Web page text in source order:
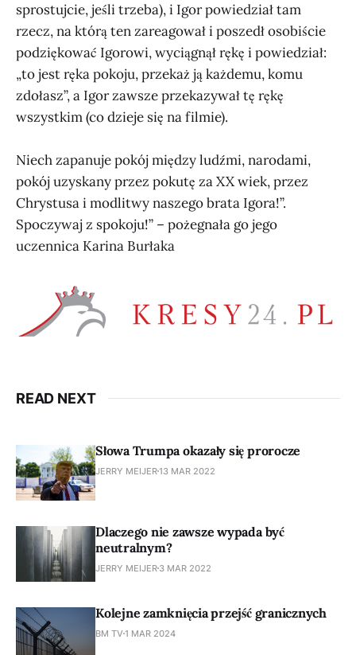
sprostujcie, jeśli trzeba), i Igor powiedział tam
rzecz, na którą ten zareagował i poszedł osobiście
podziękować Igorowi, wyciągnął rękę i powiedział:
„to jest ręka pokoju, przekaż ją każdemu, komu
zdołasz”, a Igor zawsze przekazywał tę rękę
wszystkim (co dzieje się na filmie).
Niech zapanuje pokój między ludźmi, narodami,
pokój uzyskany przez pokutę za XX wiek, przez
Chrystusa i modlitwy naszego brata Igora!”.
Spoczywaj z spokoju!” – pożegnała go jego
uczennica Karina Burłaka
READ NEXT
Słowa Trumpa okazały się prorocze
JERRY MEIJER13 MAR 2022
Dlaczego nie zawsze wypada być
neutralnym?
JERRY MEIJER 3 MAR 2022
Kolejne zamknięcia przejść granicznych
BM TV1 MAR 2024